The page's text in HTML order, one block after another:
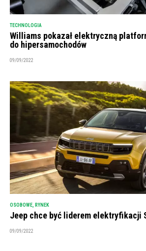
TECHNOLOGIA
Williams pokazał elektryczną
do hipersamochodów
09/09/2022
OSOBOWE RYNEK
Jeep chce być liderem elektryfikacji
09/09/2022